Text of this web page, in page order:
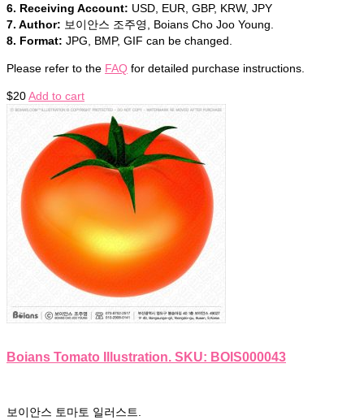
6. Receiving Account: USD, EUR, GBP, KRW, JPY
7. Author: 보이안스 조주영, Boians Cho Joo Young.
8. Format: JPG, BMP, GIF can be changed.
Please refer to the FAQ for detailed purchase instructions.
$20Add to cart
Boians Tomato Illustration. SKU: BOIS000043
보이안스 토마토 일러스트.